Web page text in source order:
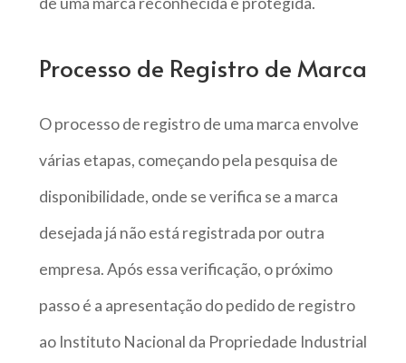
Processo de Registro de Marca
O processo de registro de uma marca envolve
várias etapas, começando pela pesquisa de
disponibilidade, onde se verifica se a marca
desejada já não está registrada por outra
empresa. Após essa verificação, o próximo
passo é a apresentação do pedido de registro
ao Instituto Nacional da Propriedade Industrial